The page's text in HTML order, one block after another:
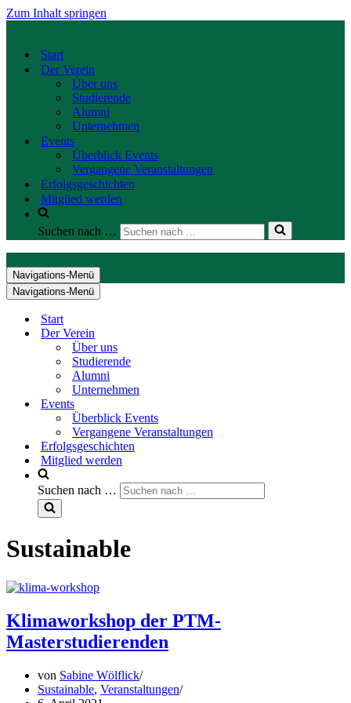
Zum Inhalt springen
Start
Der Verein
Über uns
Studierende
Alumni
Unternehmen
Events
Überblick Events
Vergangene Veranstaltungen
Erfolgsgeschichten
Mitglied werden
Suchen nach …
Navigations-Menü
Navigations-Menü
Start
Der Verein
Über uns
Studierende
Alumni
Unternehmen
Events
Überblick Events
Vergangene Veranstaltungen
Erfolgsgeschichten
Mitglied werden
Suchen nach …
Sustainable
Klimaworkshop der PTM-
Masterstudierenden
von Sabine Wölflick
Sustainable, Veranstaltungen